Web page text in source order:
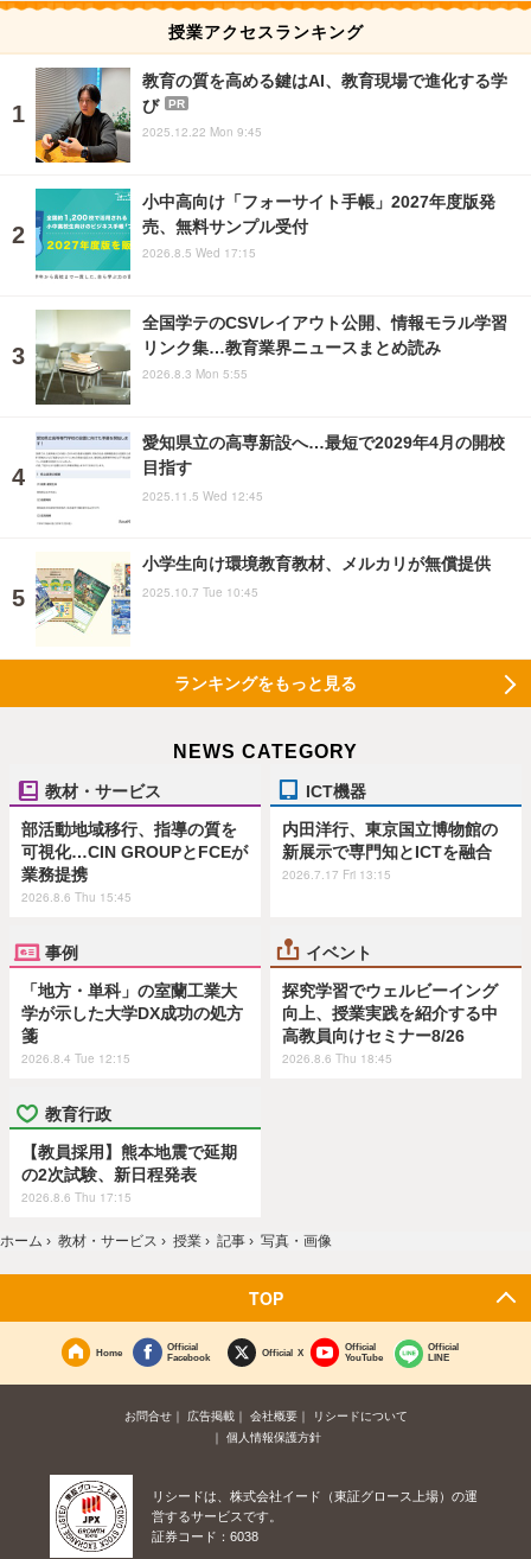
授業アクセスランキング
教育の質を高める鍵はAI、教育現場で進化する学
び
PR
2025.12.22 Mon 9:45
小中高向け「フォーサイト手帳」2027年度版発
売、無料サンプル受付
2026.8.5 Wed 17:15
全国学テのCSVレイアウト公開、情報モラル学習
リンク集…教育業界ニュースまとめ読み
2026.8.3 Mon 5:55
愛知県立の高専新設へ…最短で2029年4月の開校
目指す
2025.11.5 Wed 12:45
小学生向け環境教育教材、メルカリが無償提供
2025.10.7 Tue 10:45
ランキングをもっと見る
NEWS CATEGORY
教材・サービス
部活動地域移行、指導の質を
可視化…CIN GROUPとFCEが
業務提携
2026.8.6 Thu 15:45
ICT機器
内田洋行、東京国立博物館の
新展示で専門知とICTを融合
2026.7.17 Fri 13:15
事例
「地方・単科」の室蘭工業大
学が示した大学DX成功の処方
箋
2026.8.4 Tue 12:15
イベント
探究学習でウェルビーイング
向上、授業実践を紹介する中
高教員向けセミナー8/26
2026.8.6 Thu 18:45
教育行政
【教員採用】熊本地震で延期
の2次試験、新日程発表
2026.8.6 Thu 17:15
ホーム › 教材・サービス › 授業 › 記事 › 写真・画像
TOP
Home
Official
Facebook
Official X
Official
YouTube
Official
LINE
お問合せ 広告掲載 会社概要
リシードについて
個人情報保護方針
リシードは、株式会社イード（東証グロース上場）の運
営するサービスです。
証券コード：6038